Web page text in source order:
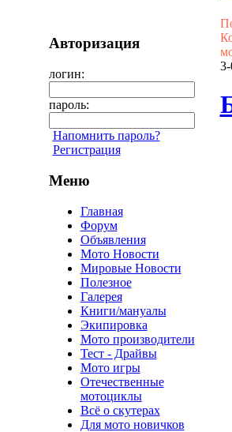
Авторизация
логин:
пароль:
Напомнить пароль?
Регистрация
Меню
Главная
Форум
Объявления
Мото Новости
Мировые Новости
Полезное
Галерея
Книги/мануалы
Экипировка
Мото производители
Тест - Драйвы
Мото игры
Отечественные
мотоциклы
Всё о скутерах
Для мото новичков